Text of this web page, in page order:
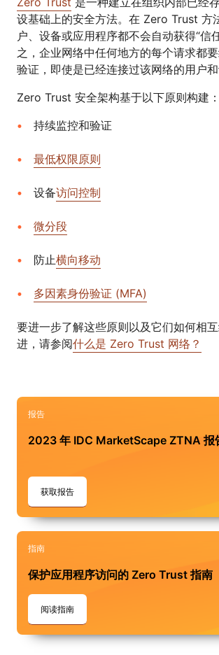
设基础上的安全方法。在 Zero Trust 方
户、设备或应用程序都不会自动获得“
之，企业网络中任何地方的每个请求都
验证，即使是已经连接过该网络的用户和
Zero Trust 安全架构基于以下原则构建：
持续监控和验证
最低权限原则
设备访问控制
微分段
防止横向移动
多因素身份验证 (MFA)
要进一步了解这些原则以及它们如何相
进，请参阅什么是 Zero Trust 网络？
报告
2023 年 IDC MarketScape ZTNA 报
获取报告
指南
保护应用程序访问的 Zero Trust 指南
阅读指南